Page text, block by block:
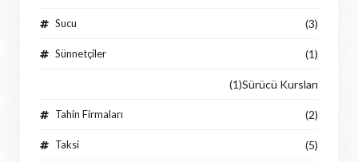
Sucu (3)
Sünnetçiler (1)
Sürücü Kursları
(1)
Tahin Firmaları (2)
Taksi (5)